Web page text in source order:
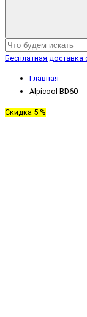
Бесплатная доставка
Главная
Alpicool BD60
Скидка 5 %